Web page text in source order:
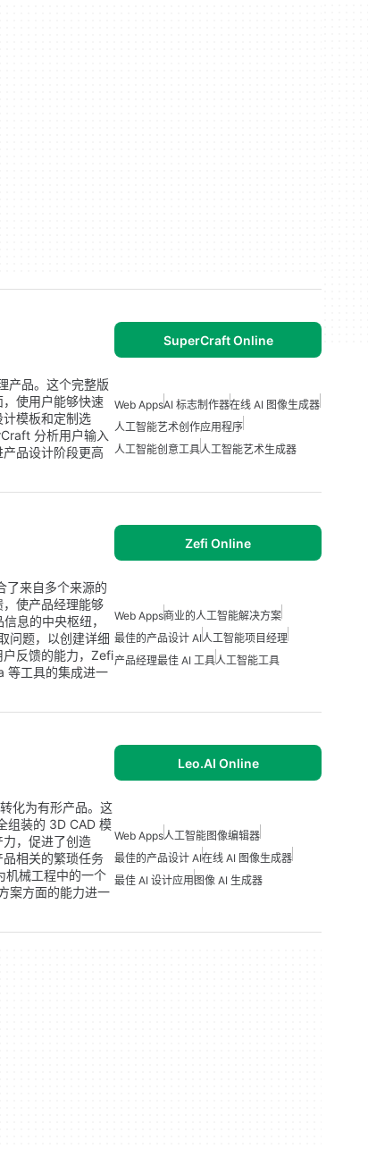
SuperCraft Online
产品。这个完整版
使用户能够快速
模板和定制选
分析用户输入
品设计阶段更高
Web AppsAI 标志制作器在线 AI 图像生成器
人工智能艺术创作应用程序
人工智能创意工具人工智能艺术生成器
Zefi Online
了来自多个来源的
使产品经理能够
息的中央枢纽，
问题，以创建详细
户反馈的能力，Zefi
等工具的集成进一
Web Apps商业的人工智能解决方案
最佳的产品设计 AI人工智能项目经理
产品经理最佳 AI 工具人工智能工具
Leo.AI Online
化为有形产品。这
组装的 3D CAD 模
，促进了创造
相关的繁琐任务
机械工程中的一个
案方面的能力进一
Web Apps人工智能图像编辑器
最佳的产品设计 AI在线 AI 图像生成器
最佳 AI 设计应用图像 AI 生成器